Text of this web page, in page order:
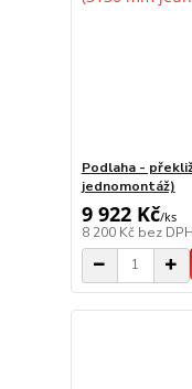
Podlaha -
jednomontáž)
9 922 Kč/ks
8 200 Kč bez DPH